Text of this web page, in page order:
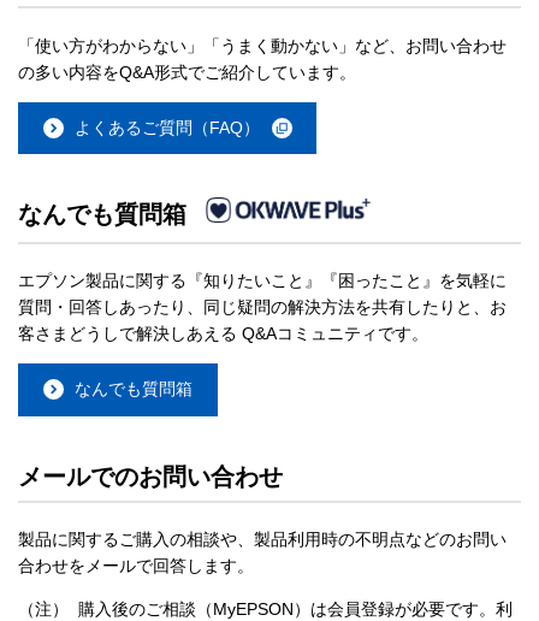
「使い方がわからない」「うまく動かない」など、お問い合わせ
の多い内容をQ&A形式でご紹介しています。
よくあるご質問（FAQ）
なんでも質問箱
エプソン製品に関する『知りたいこと』『困ったこと』を気軽に
質問・回答しあったり、同じ疑問の解決方法を共有したりと、お
客さまどうしで解決しあえる Q&Aコミュニティです。
なんでも質問箱
メールでのお問い合わせ
製品に関するご購入の相談や、製品利用時の不明点などのお問い
合わせをメールで回答します。
（注）
購入後のご相談（MyEPSON）は会員登録が必要です。利